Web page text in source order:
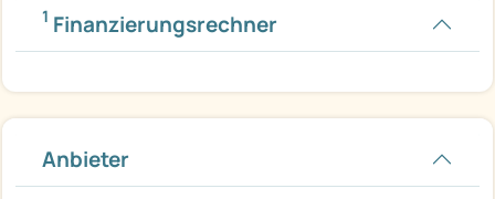
1 Finanzierungsrechner
Anbieter